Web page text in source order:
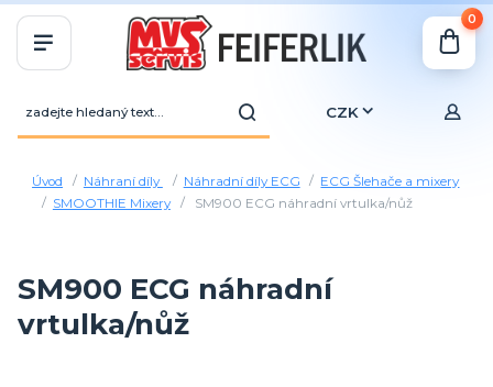
CZK
0
Úvod Náhraní díly Náhradní díly ECG
ECG Šlehače a mixery
SMOOTHIE Mixery
SM900 ECG náhradní vrtulka/nůž
SM900 ECG náhradní
vrtulka/nůž